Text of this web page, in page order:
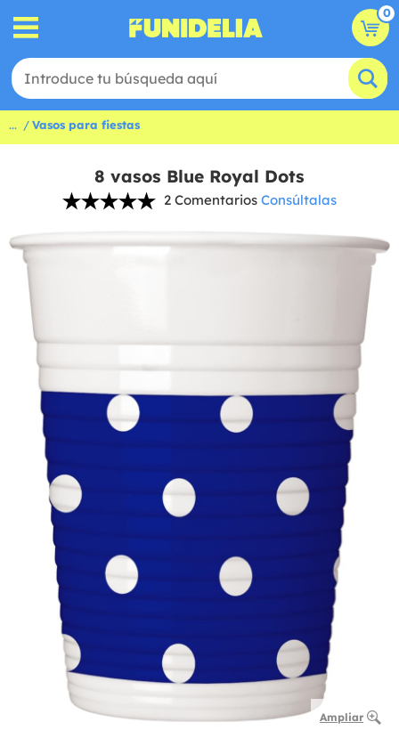
0
... Vasos para fiestas
8 vasos Blue Royal Dots
2 Comentarios Consúltalas
Ampliar